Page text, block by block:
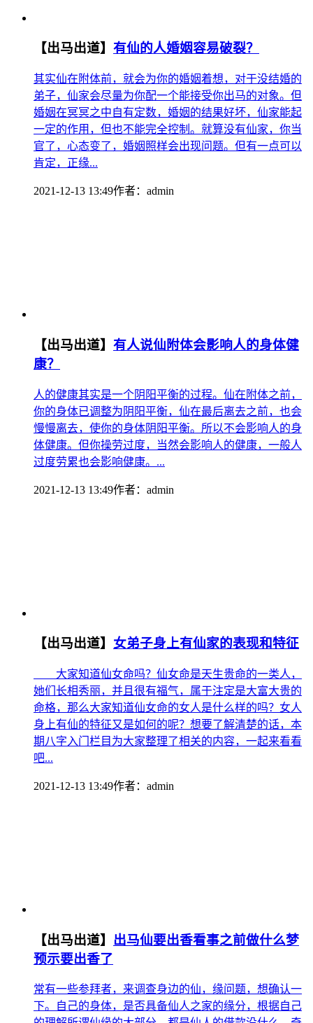
【出马出道】 有仙的人婚姻容易破裂？
其实仙在附体前，就会为你的婚姻着想，对于没结婚的
弟子，仙家会尽量为你配一个能接受你出马的对象。但
婚姻在冥冥之中自有定数，婚姻的结果好坏，仙家能起
一定的作用，但也不能完全控制。就算没有仙家，你当
官了，心态变了，婚姻照样会出现问题。但有一点可以
肯定，正缘...
2021-12-13 13:49作者： admin
【出马出道】 有人说仙附体会影响人的身体健
康？
人的健康其实是一个阴阳平衡的过程。仙在附体之前，
你的身体已调整为阴阳平衡，仙在最后离去之前，也会
慢慢离去，使你的身体阴阳平衡。所以不会影响人的身
体健康。但你操劳过度，当然会影响人的健康，一般人
过度劳累也会影响健康。...
2021-12-13 13:49作者： admin
【出马出道】 女弟子身上有仙家的表现和特征
大家知道仙女命吗？仙女命是天生贵命的一类人，
她们长相秀丽，并且很有福气，属于注定是大富大贵的
命格，那么大家知道仙女命的女人是什么样的吗？女人
身上有仙的特征又是如何的呢？想要了解清楚的话，本
期八字入门栏目为大家整理了相关的内容，一起来看看
吧...
2021-12-13 13:49作者： admin
【出马出道】 出马仙要出香看事之前做什么梦
预示要出香了
常有一些参拜者，来调查身边的仙，缘问题，想确认一
下。自己的身体，是否具备仙人之家的缘分，根据自己